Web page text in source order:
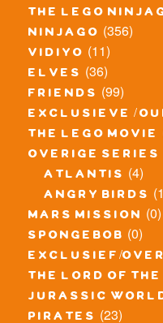
the lego
ninjago (356)
vidiyo (11)
elves (36)
friends (99)
exclusieve /
the lego movie
overige series
atlantis (4)
angry birds
mars mission (0)
spongebob (0)
exclusief/
the lord of the
jurassic
pirates (23)